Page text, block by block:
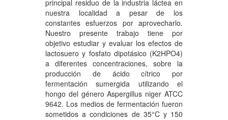
principal residuo de la industria láctea en
nuestra localidad a pesar de los
constantes esfuerzos por aprovecharlo.
Nuestro presente trabajo tiene por
objetivo estudiar y evaluar los efectos de
lactosuero y fosfato dipotásico (K2HPO4)
a diferentes concentraciones, sobre la
producción de ácido cítrico por
fermentación sumergida utilizando el
hongo del género Aspergillus niger ATCC
9642. Los medios de fermentación fueron
sometidos a condiciones de 35°C y 150